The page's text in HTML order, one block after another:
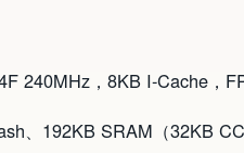
240MHz，8KB I-Cache，
、192KB SRAM（32KB